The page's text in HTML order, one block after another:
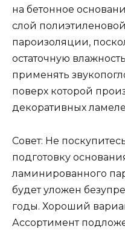
на бетонное
слой
пароизоляции,
остаточную
применять
поверх которой
декоративных
Совет: Не
подготовку
ламинированного
будет уложен
годы. Хороший
Ассортимент